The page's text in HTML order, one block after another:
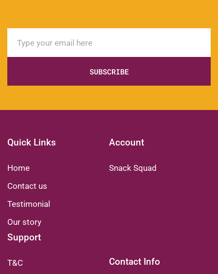
SUBSCRIBE
Quick Links
Home
Contact us
Testimonial
Our story
Account
Snack Squad
Support
T&C
Contact Info